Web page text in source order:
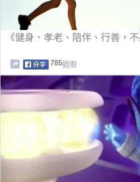
《健身、孝老、陪伴、行善，不
785觀看